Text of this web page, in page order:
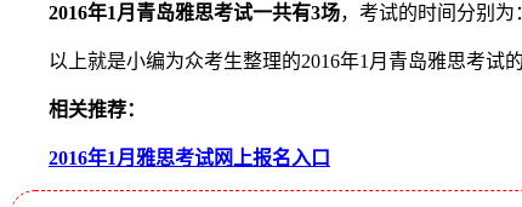
2016年1月青岛雅思考试一共有3场，考试的时间分别为
以上就是小编为众考生整理的2016年1月青岛雅思考试
相关推荐：
2016年1月雅思考试网上报名入口